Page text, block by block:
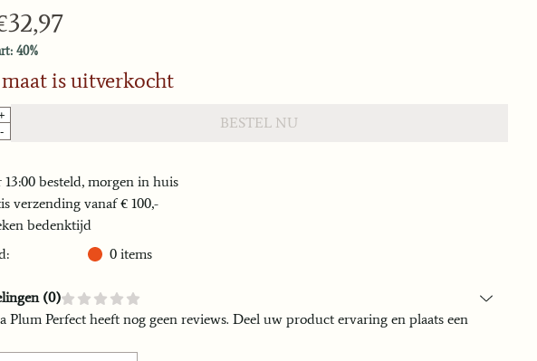
32,97
40%
is uitverkocht
-
BESTEL NU
13:00 besteld, morgen in huis
verzending vanaf € 100,-
bedenktijd
0 items
(0)
Plum Perfect heeft nog geen reviews. Deel uw product ervaring en plaats een